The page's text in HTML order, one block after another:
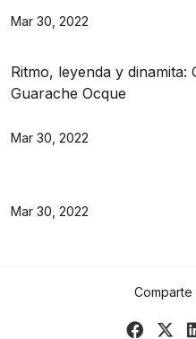
Mar 30, 2022
Ritmo, leyenda y
Guarache Ocque
Mar 30, 2022
Mar 30, 2022
Comparte
Share